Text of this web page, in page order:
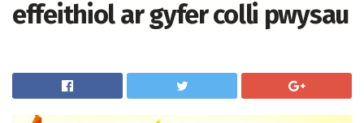
effeithiol ar gyfer colli pwysau